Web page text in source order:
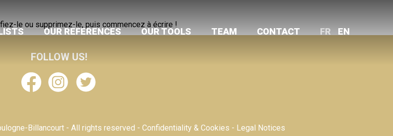
OUR REFERENCES OUR TOOLS TEAM CONTACT FR EN
le ou supprimez-le, puis commencez à écrire !
FOLLOW US!
Billancourt - All rights reserved - Confidentiality & Cookies - Legal Notices